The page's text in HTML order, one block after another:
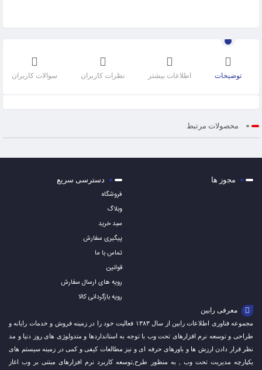
توضیحات اطلاعات بیشتر نظرات کاربران سوالات کاربران
محصولات مرتبط
مجوز ها دسترسی سریع
فروشگاه
وبلاگ
سبد خرید
پیگیری سفارش
تماس با ما
قوانین
رویه های ارسال سفارش
رویه بازگردانی کالا
معرفی رابین
مجموعه فناوری اطلاعات رابین از سال ۱۳۸۳ فعالیت خود را در زمینه فروش و خدمات رایانه و
طراحی و توسعه نرم افزارهای تحت وب با توجه به استانداردها و متدولوژی های روز دنیا و مد
نظر قرار دادن ارزش ها و باورهای حرفه ای و نیز مطالعات کیفی و کمی در زمینه سیستم های
یکپارچه مدیریت تحت وب , به منظور طرح,توسعه کاربرد نرم افزارهای مبتنی بر وب اغاز